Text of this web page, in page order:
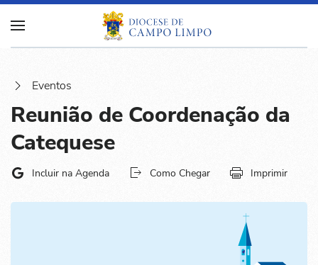
Eventos
Reunião de Coordenação da
Catequese
Incluir na Agenda Como Chegar Imprimir